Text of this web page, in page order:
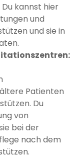
kannst hier
und
und sie in
Patienten
Du
von
bei der
nach dem